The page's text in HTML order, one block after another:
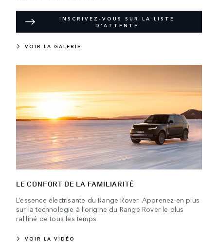
INSCRIVEZ-VOUS SUR LA LISTE
D’ATTENTE
VOIR LA GALERIE
LE CONFORT DE LA FAMILIARITÉ
L’essence électrisante du Range Rover. Apprenez-en plus
sur la technologie à l’origine du Range Rover le plus
raffiné de tous les temps.
VOIR LA VIDÉO